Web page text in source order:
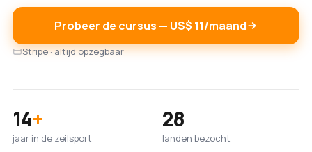
Probeer de cursus — US$ 11/maand
Stripe · altijd opzegbaar
14+
jaar in de zeilsport
28
landen bezocht